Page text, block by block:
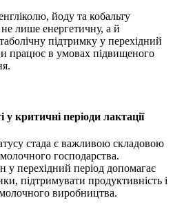
йоду та кобальту
лише енергетичну, а й
підтримку у перехідний
працює в умовах підвищеного
критичні періоди лактації
стада є важливою складовою
господарства.
у перехідний період допомагає
підтримувати продуктивність і
молочного виробництва.